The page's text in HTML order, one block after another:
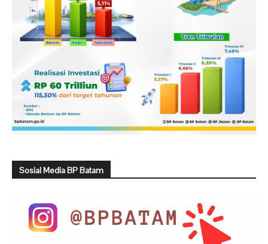
Sosial Media BP Batam